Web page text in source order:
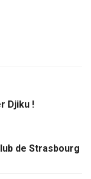
Djiku !
de Strasbourg